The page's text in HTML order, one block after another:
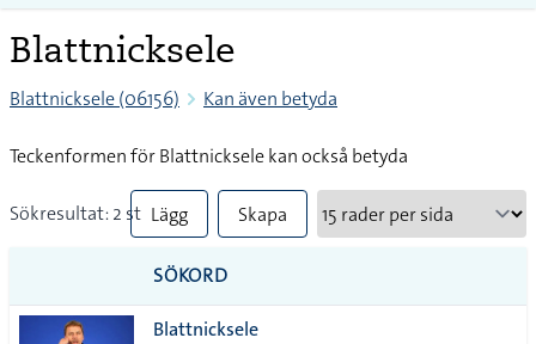
Blattnicksele
Blattnicksele (06156) Kan även betyda
Teckenformen för Blattnicksele kan också betyda
Sökresultat: 2 st Lägg
till
alla i
Skapa
SÖKORD
Blattnicksele